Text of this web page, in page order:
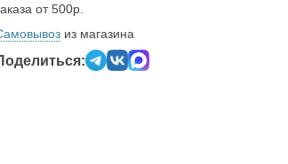
от 500р.
из магазина